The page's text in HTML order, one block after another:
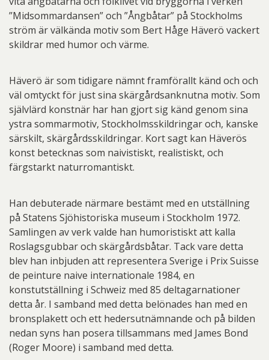
”Midsommardansen” och ”Ångbåtar” på Stockholms
ström är välkända motiv som Bert Håge Häverö vackert
skildrar med humor och värme.
Häverö är som tidigare nämnt framförallt känd och och
väl omtyckt för just sina skärgårdsanknutna motiv. Som
självlärd konstnär har han gjort sig känd genom sina
ystra sommarmotiv, Stockholmsskildringar och, kanske
särskilt, skärgårdsskildringar. Kort sagt kan Häverös
konst betecknas som naivistiskt, realistiskt, och
färgstarkt naturromantiskt.
Han debuterade närmare bestämt med en utställning
på Statens Sjöhistoriska museum i Stockholm 1972.
Samlingen av verk valde han humoristiskt att kalla
Roslagsgubbar och skärgårdsbåtar. Tack vare detta
blev han inbjuden att representera Sverige i Prix Suisse
de peinture naive internationale 1984, en
konstutställning i Schweiz med 85 deltagarnationer
detta år. I samband med detta belönades han med en
bronsplakett och ett hedersutnämnande och på bilden
nedan syns han posera tillsammans med James Bond
(Roger Moore) i samband med detta.